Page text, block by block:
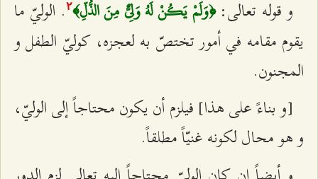
و قوله تعالى: ﴿وَلَمْ يَكُنْ لَهُ وَلِيٌّ مِنَ الذُّلِّ﴾٢. الوليّ ما
يقوم مقامه في أمور تختصّ به لعجزه، كوليّ الطفل و
المجنون.
[و بناءً على هذا] فيلزم أن يكون محتاجاً إلى الوليّ،
و هو محال لكونه غنيّاً مطلقاً.